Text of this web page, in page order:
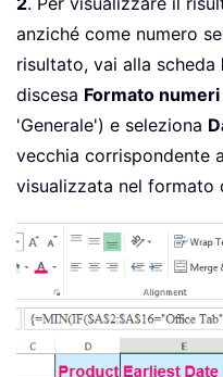
anziché come numero
risultato, vai alla scheda
discesa Formato numeri
'Generale') e seleziona
vecchia corrispondente
visualizzata nel formato